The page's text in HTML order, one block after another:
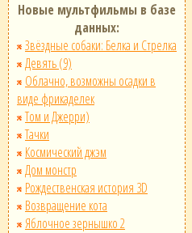
Новые мультфильмы в базе
данных:
Звёздные собаки: Белка и Стрелка
Девять (9)
Облачно, возможны осадки в
виде фрикаделек
Том и Джерри)
Тачки
Космический джэм
Дом монстр
Рождественская история 3D
Возвращение кота
Яблочное зернышко 2